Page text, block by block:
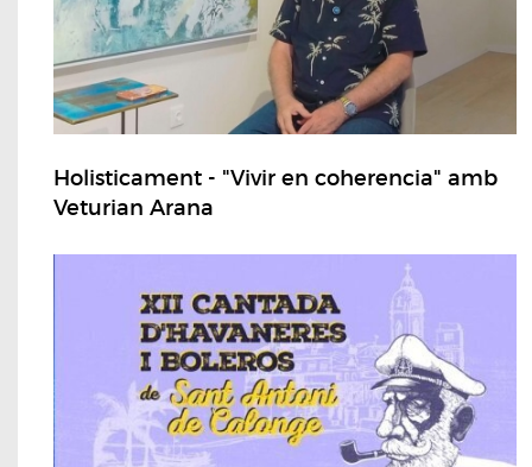
Holisticament - "Vivir en coherencia" amb
Veturian Arana